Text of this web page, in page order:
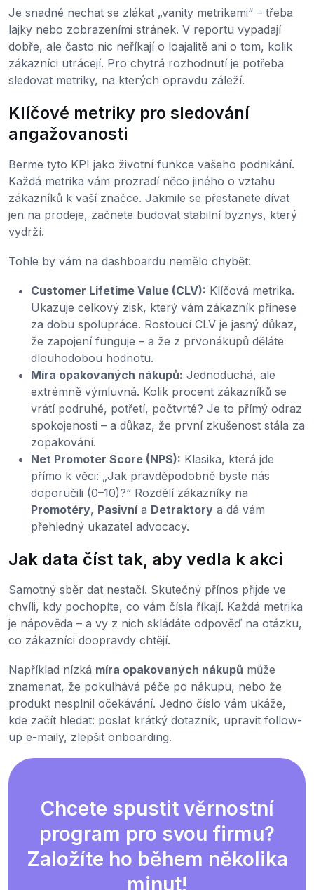
Je snadné nechat se zlákat „vanity metrikami“ – třeba
lajky nebo zobrazeními stránek. V reportu vypadají
dobře, ale často nic neříkají o loajalitě ani o tom, kolik
zákazníci utrácejí. Pro chytrá rozhodnutí je potřeba
sledovat metriky, na kterých opravdu záleží.
Klíčové metriky pro sledování
angažovanosti
Berme tyto KPI jako životní funkce vašeho podnikání.
Každá metrika vám prozradí něco jiného o vztahu
zákazníků k vaší značce. Jakmile se přestanete dívat
jen na prodeje, začnete budovat stabilní byznys, který
vydrží.
Tohle by vám na dashboardu nemělo chybět:
Customer Lifetime Value (CLV): Klíčová metrika.
Ukazuje celkový zisk, který vám zákazník přinese
za dobu spolupráce. Rostoucí CLV je jasný důkaz,
že zapojení funguje – a že z prvonákupů děláte
dlouhodobou hodnotu.
Míra opakovaných nákupů: Jednoduchá, ale
extrémně výmluvná. Kolik procent zákazníků se
vrátí podruhé, potřetí, počtvrté? Je to přímý odraz
spokojenosti – a důkaz, že první zkušenost stála za
zopakování.
Net Promoter Score (NPS): Klasika, která jde
přímo k věci: „Jak pravděpodobně byste nás
doporučili (0–10)?“ Rozdělí zákazníky na
Promotéry, Pasivnía Detraktory a dá vám
přehledný ukazatel advocacy.
Jak data číst tak, aby vedla k akci
Samotný sběr dat nestačí. Skutečný přínos přijde ve
chvíli, kdy pochopíte, co vám čísla říkají. Každá metrika
je nápověda – a vy z nich skládáte odpověď na otázku,
co zákazníci doopravdy chtějí.
Například nízká míra opakovaných nákupů může
znamenat, že pokulhává péče po nákupu, nebo že
produkt nesplnil očekávání. Jedno číslo vám ukáže,
kde začít hledat: poslat krátký dotazník, upravit follow-
up e-maily, zlepšit onboarding.
Chcete spustit věrnostní
program pro svou firmu?
Založíte ho během několika
minut!